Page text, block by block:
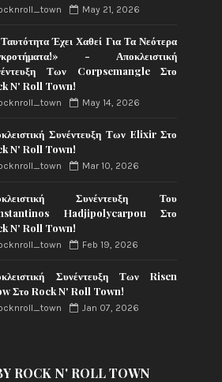
May 21, 2026
Έχει Χαθεί Για Τα Νεότερα
- Αποκλειστική
Των Corpsemangle Στο
N' Roll Town!
May 14, 2026
Συνέντευξη Των Elixir Στο
N' Roll Town!
Mar 10, 2026
Συνέντευξη Του
Hadjipolycarpou Στο
N' Roll Town!
Feb 19, 2026
Συνέντευξη Των Risen
Στο Rock N' Roll Town!
Jan 07, 2026
ROCK N' ROLL TOWN